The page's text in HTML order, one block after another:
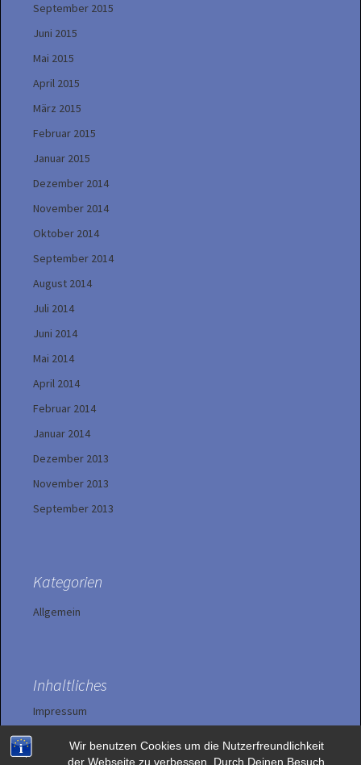
Wir benutzen Cookies um die Nutzerfreundlichkeit
der Webseite zu verbessen. Durch Deinen Besuch
September 2015
Juni 2015
Mai 2015
April 2015
März 2015
Februar 2015
Januar 2015
Dezember 2014
November 2014
Oktober 2014
September 2014
August 2014
Juli 2014
Juni 2014
Mai 2014
April 2014
Februar 2014
Januar 2014
Dezember 2013
November 2013
September 2013
Kategorien
Allgemein
Inhaltliches
Impressum
Datenschutzerklärung